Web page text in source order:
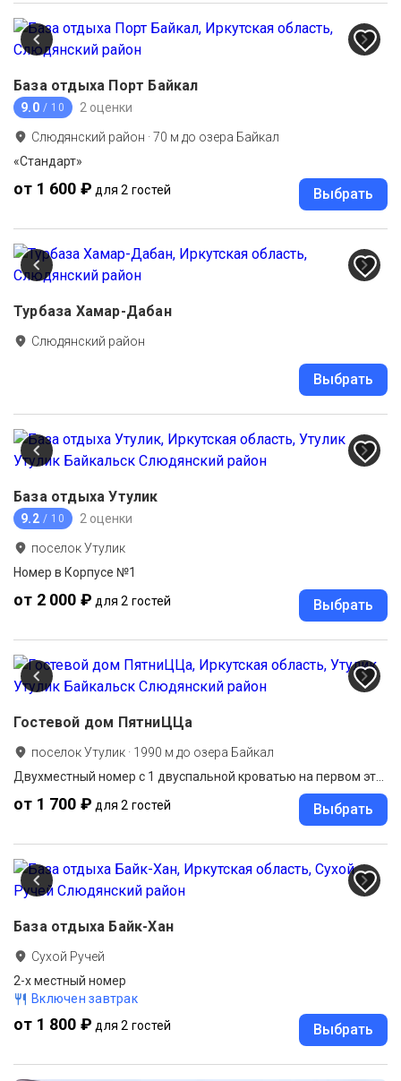
База отдыха Порт Байкал
9.0 / 10 2 оценки
Слюдянский район ·70 м до озера Байкал
«Стандарт»
от 1 600 ₽ для 2 гостей Выбрать
Турбаза Хамар-Дабан
Слюдянский район
Выбрать
База отдыха Утулик
9.2 / 10 2 оценки
поселок Утулик
Номер в Корпусе №1
от 2 000 ₽ для 2 гостей Выбрать
Гостевой дом ПятниЦЦа
поселок Утулик · 1990 м до озера Байкал
Двухместный номер с 1 двуспальной кроватью на первом этаже (Дом с камином)
от 1 700 ₽ для 2 гостей Выбрать
База отдыха Байк-Хан
Сухой Ручей
2-х местный номер
Включен завтрак
от 1 800 ₽ для 2 гостей Выбрать